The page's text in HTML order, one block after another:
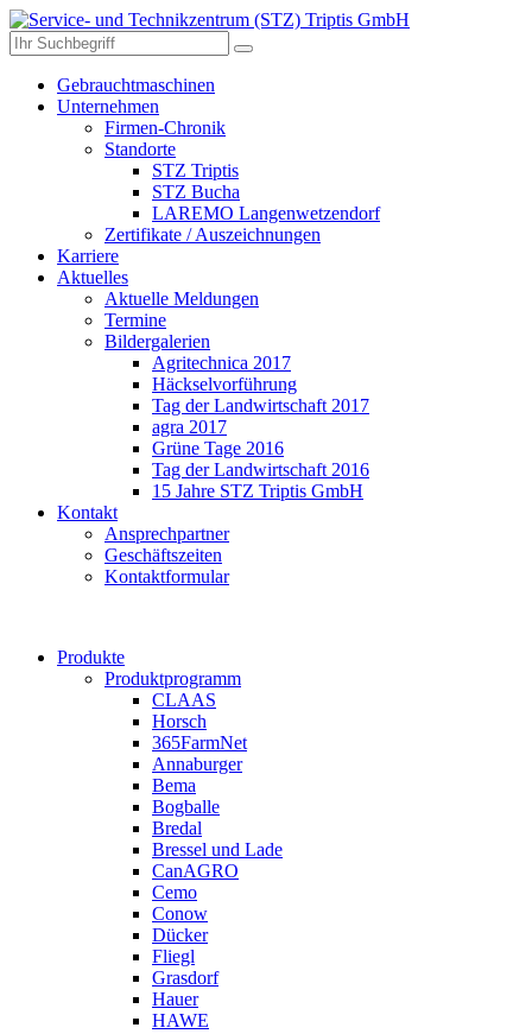
Gebrauchtmaschinen
Unternehmen
Firmen-Chronik
Standorte
STZ Triptis
STZ Bucha
LAREMO Langenwetzendorf
Zertifikate / Auszeichnungen
Karriere
Aktuelles
Aktuelle Meldungen
Termine
Bildergalerien
Agritechnica 2017
Häckselvorführung
Tag der Landwirtschaft 2017
agra 2017
Grüne Tage 2016
Tag der Landwirtschaft 2016
15 Jahre STZ Triptis GmbH
Kontakt
Ansprechpartner
Geschäftszeiten
Kontaktformular
Produkte
Produktprogramm
CLAAS
Horsch
365FarmNet
Annaburger
Bema
Bogballe
Bredal
Bressel und Lade
CanAGRO
Cemo
Conow
Dücker
Fliegl
Grasdorf
Hauer
HAWE